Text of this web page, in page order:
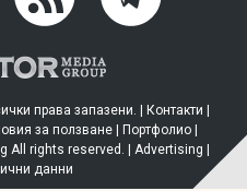
права запазени. | Контакти
за ползване| Портфолио|
All rights reserved. | Advertising
данни